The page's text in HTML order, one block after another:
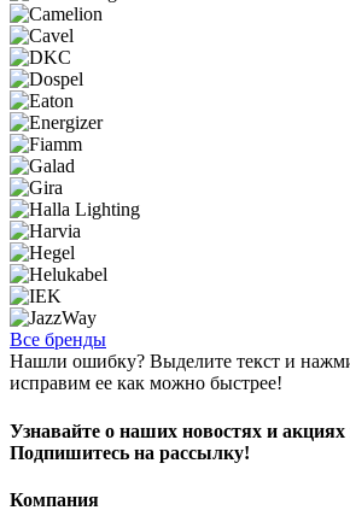
Все бренды
Нашли ошибку? Выделите текст и
исправим ее как можно быстрее!
Узнавайте о наших новостях и
Подпишитесь на рассылку!
Компания